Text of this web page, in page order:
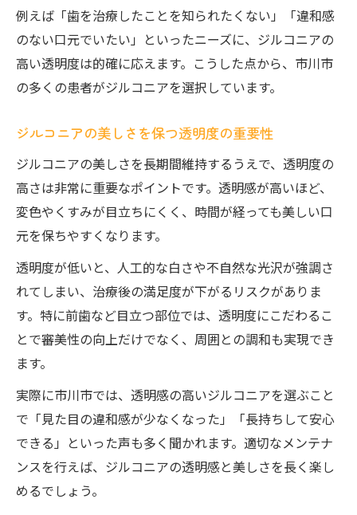
役割
透明感を活かすジルコニアの選択ポイント
ジルコニアで実現するナチュラルな審美性
笑顔の魅力を高めるジルコニアの透明度活
天然歯に近づくジルコニアの魅力と選び方
ジルコニアの透明度が天然歯に近づく理由
美しい口元を叶えるジルコニアの選び方
ジルコニアで得られる自然な見た目の秘訣
選び方で差がつくジルコニアの透明度活用
ジルコニアの透明度と長期間維持のポイント
長期間美しいジルコニアの手入れ方法とは
ジルコニアの透明度を維持するための注意
点
美しさを保つジルコニアのメンテナンス術
透明感を失わないジルコニアの活用ポイン
例えば「歯を治療したことを知られたくない」「違和感
のない口元でいたい」といったニーズに、ジルコニアの
高い透明度は的確に応えます。こうした点から、市川市
の多くの患者がジルコニアを選択しています。
ジルコニアの美しさを保つ透明度の重要性
ジルコニアの美しさを長期間維持するうえで、透明度の
高さは非常に重要なポイントです。透明感が高いほど、
変色やくすみが目立ちにくく、時間が経っても美しい口
元を保ちやすくなります。
透明度が低いと、人工的な白さや不自然な光沢が強調さ
れてしまい、治療後の満足度が下がるリスクがありま
す。特に前歯など目立つ部位では、透明度にこだわるこ
とで審美性の向上だけでなく、周囲との調和も実現でき
ます。
実際に市川市では、透明感の高いジルコニアを選ぶこと
で「見た目の違和感が少なくなった」「長持ちして安心
できる」といった声も多く聞かれます。適切なメンテナ
ンスを行えば、ジルコニアの透明感と美しさを長く楽し
めるでしょう。